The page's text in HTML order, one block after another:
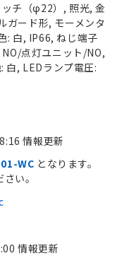
チ（φ22）, 照光, 金
ガード形, モーメンタ
: 白, IP66, ねじ端子
点灯ユニット/NO,
白, LEDランプ電圧:
情報更新
WC となります。
い。
情報更新